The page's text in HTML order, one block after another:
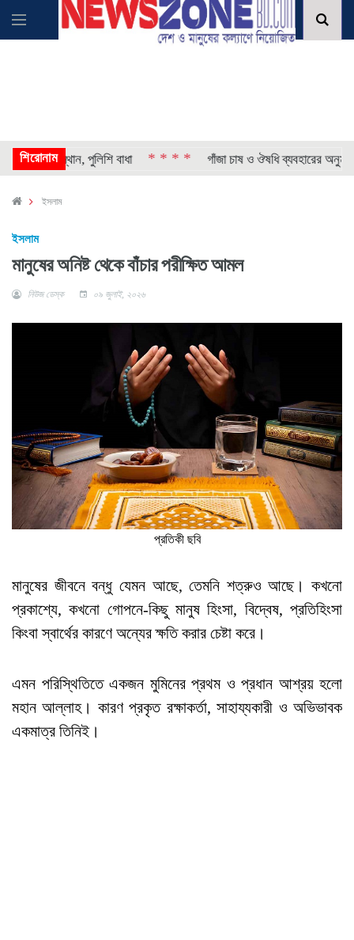
শিরোনাম
অবস্থান, পুলিশি বাধা * * * * গাঁজা চাষ ও ঔষধি ব্যবহারের অনুমতি
ইসলাম
ইসলাম
মানুষের অনিষ্ট থেকে বাঁচার পরীক্ষিত আমল
নিউজ ডেস্ক ০৯ জুলাই, ২০২৬
প্রতিকী ছবি
মানুষের জীবনে বন্ধু যেমন আছে, তেমনি শত্রুও আছে। কখনো
প্রকাশ্যে, কখনো গোপনে-কিছু মানুষ হিংসা, বিদ্বেষ, প্রতিহিংসা
কিংবা স্বার্থের কারণে অন্যের ক্ষতি করার চেষ্টা করে।
এমন পরিস্থিতিতে একজন মুমিনের প্রথম ও প্রধান আশ্রয় হলো
মহান আল্লাহ। কারণ প্রকৃত রক্ষাকর্তা, সাহায্যকারী ও অভিভাবক
একমাত্র তিনিই।